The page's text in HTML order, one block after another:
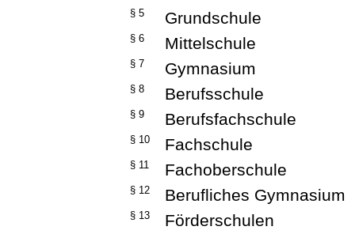
§ 5 Grundschule
§ 6 Mittelschule
§ 7 Gymnasium
§ 8 Berufsschule
§ 9 Berufsfachschule
§ 10 Fachschule
§ 11 Fachoberschule
§ 12 Berufliches Gymnasium
§ 13 Förderschulen